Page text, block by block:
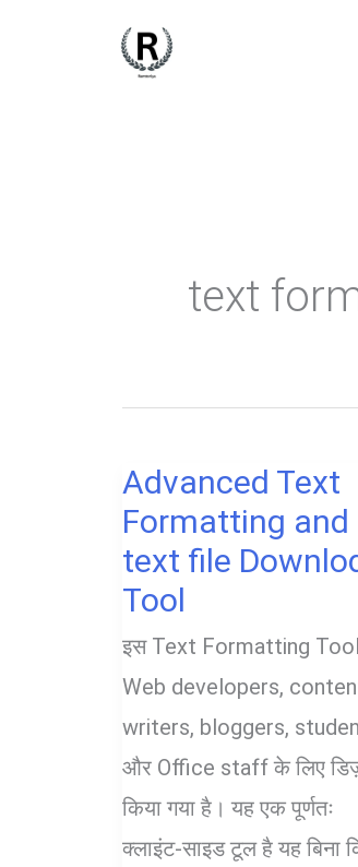
text
Advanced Text
Formatting and
text file
Tool
इस Text Formatting
Web developers,
writers, bloggers,
और Office staff के लिए
किया गया है। यह एक पूर्णतः
क्लाइंट-साइड टूल है यह बिना